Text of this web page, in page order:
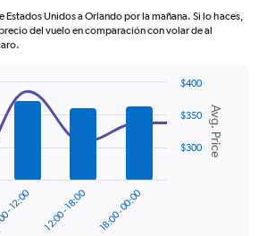
Estados Unidos a Orlando por la mañana. Si lo haces,
del vuelo en comparación con volar de al
Avg. Price
12:00 12:00 - 18:00 18:00 - 00:00
$300
$350
$400